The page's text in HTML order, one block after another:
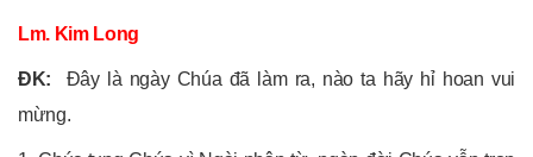
Lm. Kim Long
ĐK: Đây là ngày Chúa đã làm ra, nào ta hãy hỉ hoan vui
mừng.